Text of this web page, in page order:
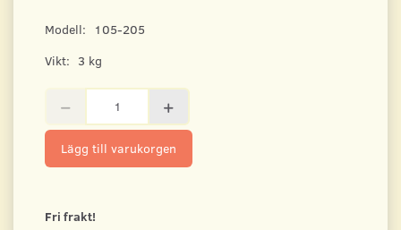
Modell:
105-205
Vikt: 3 kg
Lägg till varukorgen
Fri frakt!